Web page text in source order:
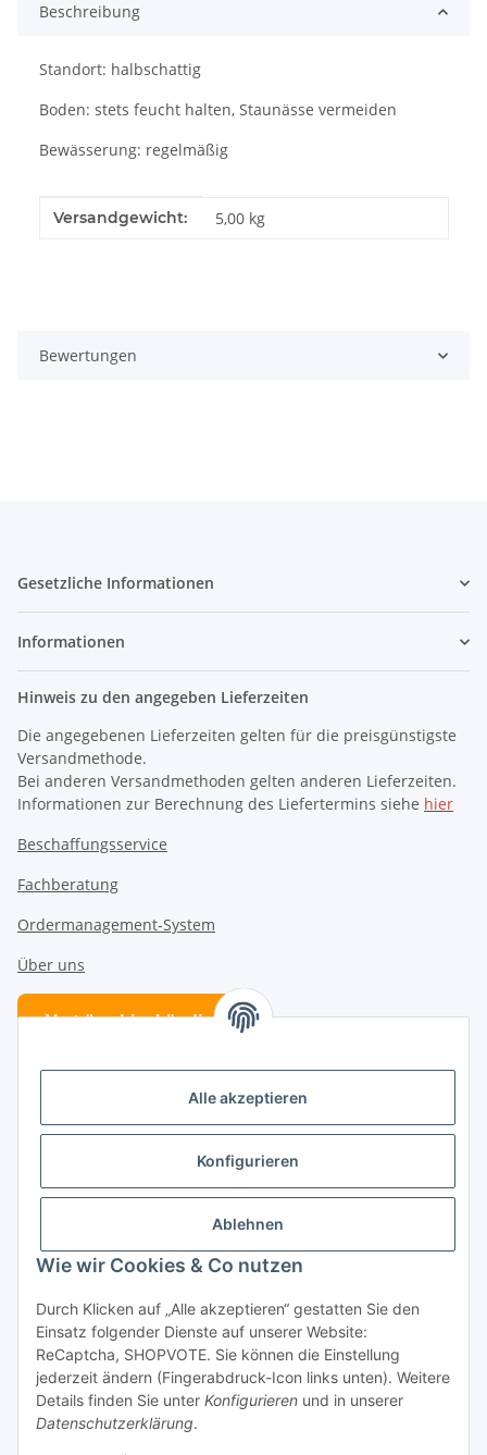
Alle akzeptieren
Konfigurieren
Ablehnen
Wie wir Cookies & Co nutzen
Durch Klicken auf „Alle akzeptieren“ gestatten Sie den
Einsatz folgender Dienste auf unserer Website:
ReCaptcha, SHOPVOTE. Sie können die Einstellung
jederzeit ändern (Fingerabdruck-Icon links unten). Weitere
Details finden Sie unter Konfigurieren und in unserer
Datenschutzerklärung.
Beschreibung
Standort: halbschattig
Boden: stets feucht halten, Staunässe vermeiden
Bewässerung: regelmäßig
Produkteigenschaft
Wert
Versandgewicht: 5,00 kg
Bewertungen
Gesetzliche Informationen
Informationen
Hinweis zu den angegeben Lieferzeiten
Die angegebenen Lieferzeiten gelten für die preisgünstigste
Versandmethode.
Bei anderen Versandmethoden gelten anderen Lieferzeiten.
Informationen zur Berechnung des Liefertermins siehe hier
Beschaffungsservice
Fachberatung
Ordermanagement-System
Über uns
Verträge hier kündigen
Vertrag widerrufen